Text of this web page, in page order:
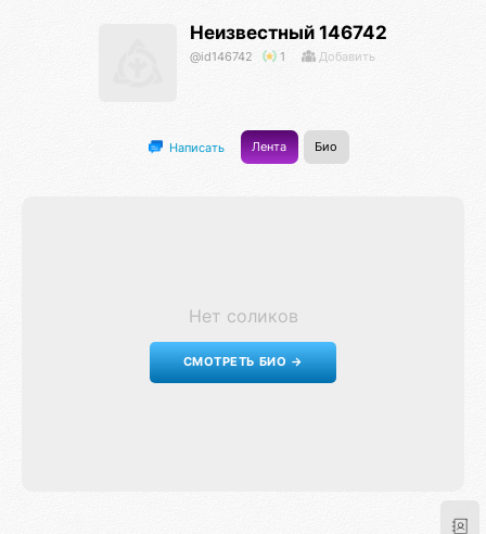
Неизвестный 146742
@id146742 1 Добавить
Написать Лента Био
Нет соликов
СМОТРЕТЬ БИО →